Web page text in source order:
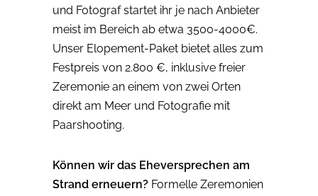
und Fotograf startet ihr je nach Anbieter
meist im Bereich ab etwa 3500-4000€.
Unser Elopement-Paket bietet alles zum
Festpreis von 2.800 €, inklusive freier
Zeremonie an einem von zwei Orten
direkt am Meer und Fotografie mit
Paarshooting.
Können wir das Eheversprechen am
Strand erneuern? Formelle Zeremonien